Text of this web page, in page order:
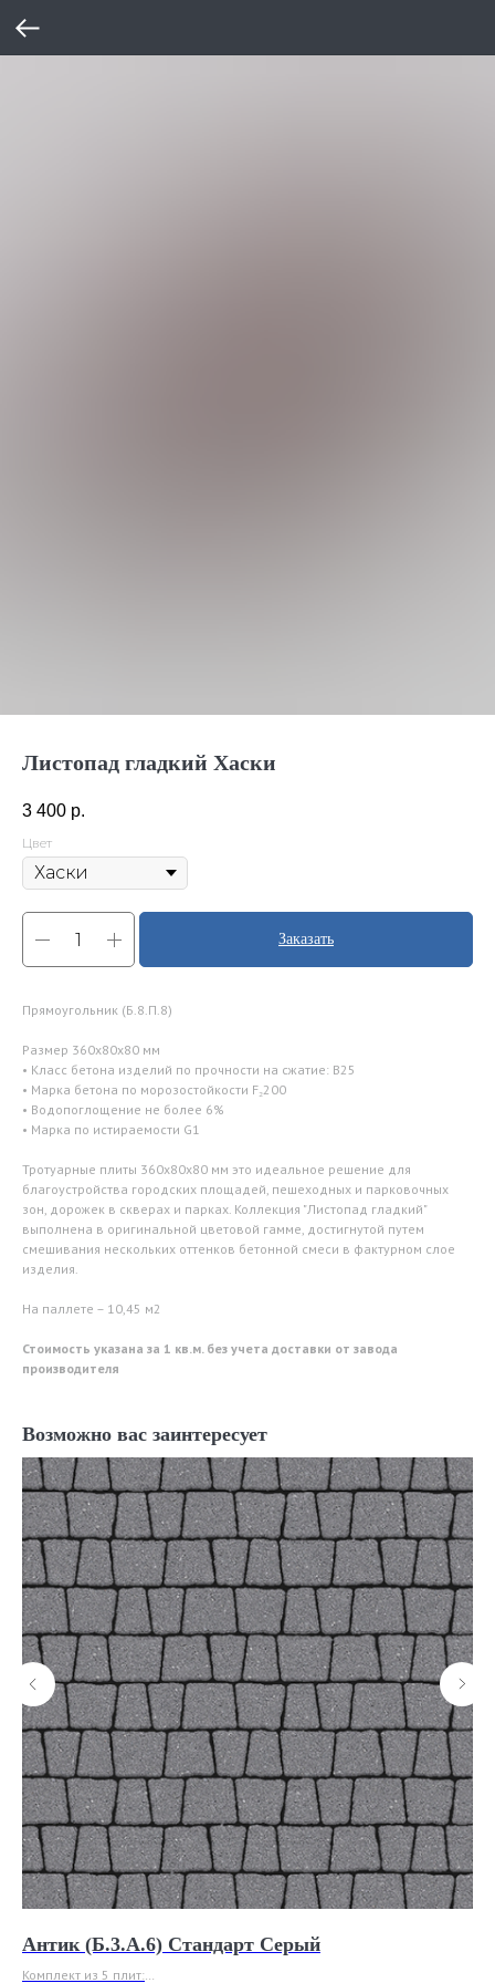
Листопад гладкий Хаски
3 400 р.
Цвет
Заказать
Прямоугольник (Б.8.П.8)
Размер 360х80х80 мм
• Класс бетона изделий по прочности на сжатие: B25
• Марка бетона по морозостойкости F₂200
• Водопоглощение не более 6%
• Марка по истираемости G1
Тротуарные плиты 360х80х80 мм это идеальное решение для
благоустройства городских площадей, пешеходных и парковочных
зон, дорожек в скверах и парках. Коллекция "Листопад гладкий"
выполнена в оригинальной цветовой гамме, достигнутой путем
смешивания нескольких оттенков бетонной смеси в фактурном слое
изделия.
На паллете – 10,45 м2
Стоимость указана за 1 кв.м. без учета доставки от завода
производителя
Возможно вас заинтересует
Антик (Б.3.А.6) Стандарт Серый
Комплект из 5 плит: